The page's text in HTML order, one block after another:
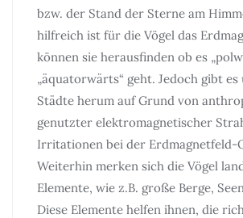
bzw. der Stand der Sterne am
hilfreich ist für die Vögel das
können sie herausfinden ob es
„äquatorwärts“ geht. Jedoch gibt
Städte herum auf Grund von
genutzter elektromagnetischer
Irritationen bei der Erdmagnetfeld-
Weiterhin merken sich die Vögel
Elemente, wie z.B. große Berge,
Diese Elemente helfen ihnen, die